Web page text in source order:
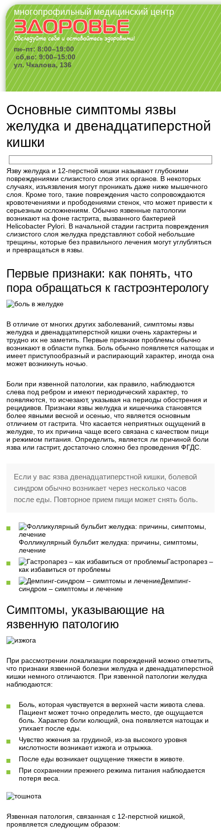
многопрофильный медицинский центр
пн–пт: 8:00–19:00
сб,вс: 9:00–15:00
ул. Чкалова, 136
Основные симптомы язвы
желудка и двенадцатиперстной
кишки
Язву желудка и 12-перстной кишки называют глубокими
повреждениями слизистого слоя этих органов. В некоторых
случаях, изъязвления могут проникать даже ниже мышечного
слоя. Кроме того, такие повреждения часто сопровождаются
кровотечениями и прободениями стенок, что может привести к
серьезным осложнениям. Обычно язвенные патологии
возникают на фоне гастрита, вызванного бактерией
Helicobacter Pylori. В начальной стадии гастрита повреждения
слизистого слоя желудка представляют собой небольшие
трещины, которые без правильного лечения могут углубляться
и превращаться в язвы.
Первые признаки: как понять, что
пора обращаться к гастроэнтерологу
В отличие от многих других заболеваний, симптомы язвы
желудка и двенадцатиперстной кишки очень характерны и
трудно их не заметить. Первые признаки проблемы обычно
возникают в области пупка. Боль обычно появляется натощак и
имеет приступообразный и распирающий характер, иногда она
может возникнуть ночью.
Боли при язвенной патологии, как правило, наблюдаются
слева под ребром и имеют периодический характер, то
появляются, то исчезают, указывая на периоды обострения и
рецидивов. Признаки язвы желудка и кишечника становятся
более явными весной и осенью, что является основным
отличием от гастрита. Что касается неприятных ощущений в
желудке, то их причина чаще всего связана с качеством пищи
и режимом питания. Определить, является ли причиной боли
язва или гастрит, достаточно сложно без проведения ФГДС.
Если у вас язва двенадцатиперстной кишки, болевой
синдром обычно возникает через несколько часов
после еды. Повторное прием пищи может снять боль.
Фолликулярный бульбит желудка: причины, симптомы,
лечение
Гастропарез –
как избавиться от проблемы
Демпинг-
синдром – симптомы и лечение
Симптомы, указывающие на
язвенную патологию
При рассмотрении локализации повреждений можно отметить,
что признаки язвенной болезни желудка и двенадцатиперстной
кишки немного отличаются. При язвенной патологии желудка
наблюдаются:
Боль, которая чувствуется в верхней части живота слева.
Пациент может точно определить место, где ощущается
боль. Характер боли колющий, она появляется натощак и
утихает после еды.
Чувство жжения за грудиной, из-за высокого уровня
кислотности возникает изжога и отрыжка.
После еды возникает ощущение тяжести в животе.
При сохранении прежнего режима питания наблюдается
потеря веса.
Язвенная патология, связанная с 12-перстной кишкой,
проявляется следующим образом: